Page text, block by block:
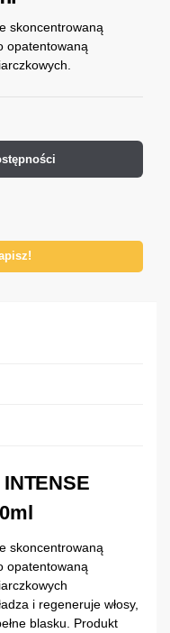
skoncentrowaną
opatentowaną
skoncentrowaną
opatentowaną
i regeneruje włosy,
blasku. Produkt